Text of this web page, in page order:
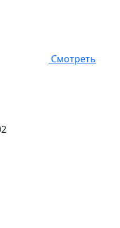
Смотреть